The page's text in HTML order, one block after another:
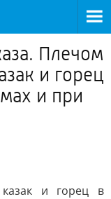
Плечом
и горец
и при
и горец в